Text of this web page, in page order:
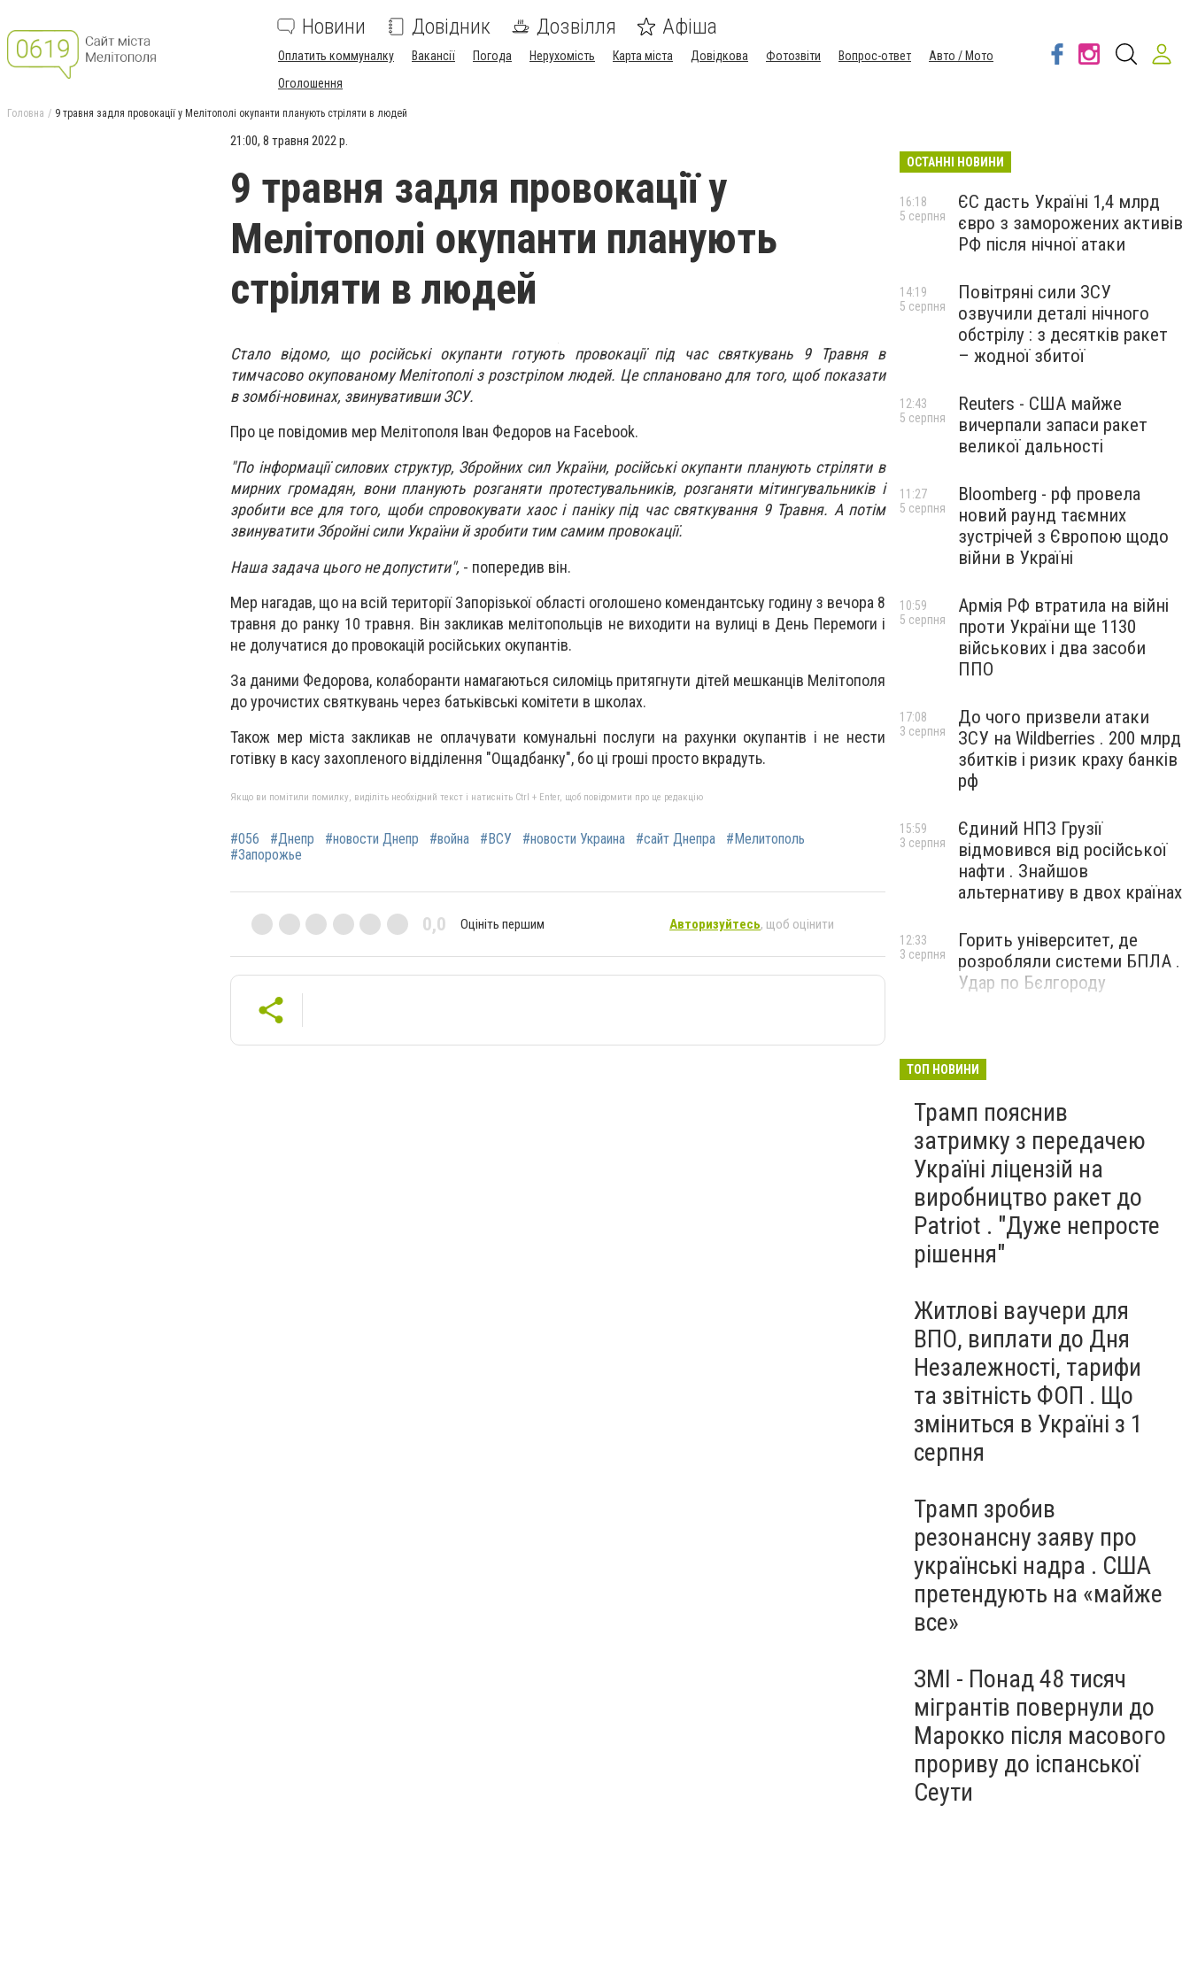
Новини Довідник Дозвілля Афіша
Оплатить коммуналку Вакансії Погода Нерухомість Карта міста Довідкова Фотозвіти Вопрос-ответ
Авто / Мото
Оголошення
Головна 9 травня задля провокації у Мелітополі окупанти планують стріляти в людей
21:00, 8 травня 2022 р.
9 травня задля провокації у
Мелітополі окупанти планують
стріляти в людей
Стало відомо, що російські окупанти готують провокації під час святкувань 9 Травня в
тимчасово окупованому Мелітополі з розстрілом людей. Це сплановано для того, щоб показати
в зомбі-новинах, звинувативши ЗСУ.
Про це повідомив мер Мелітополя Іван Федоров на Facebook.
"По інформації силових структур, Збройних сил України, російські окупанти планують стріляти в
мирних громадян, вони планують розганяти протестувальників, розганяти мітингувальників і
зробити все для того, щоби спровокувати хаос і паніку під час святкування 9 Травня. А потім
звинуватити Збройні сили України й зробити тим самим провокації.
Наша задача цього не допустити", - попередив він.
Мер нагадав, що на всій території Запорізької області оголошено комендантську годину з вечора 8
травня до ранку 10 травня. Він закликав мелітопольців не виходити на вулиці в День Перемоги і
не долучатися до провокацій російських окупантів.
За даними Федорова, колаборанти намагаються силоміць притягнути дітей мешканців Мелітополя
до урочистих святкувань через батьківські комітети в школах.
Також мер міста закликав не оплачувати комунальні послуги на рахунки окупантів і не нести
готівку в касу захопленого відділення "Ощадбанку", бо ці гроші просто вкрадуть.
Якщо ви помітили помилку, виділіть необхідний текст і натисніть Ctrl + Enter, щоб повідомити про це редакцію
#056 #Днепр #новости Днепр #война #ВСУ #новости Украина #сайт Днепра
#Мелитополь
#Запорожье
0,0 Оцініть першим Авторизуйтесь, щоб оцінити
ОСТАННІ НОВИНИ
ЄС дасть Україні 1,4 млрд
євро з заморожених активів
РФ після нічної атаки
16:18
5 серпня
Повітряні сили ЗСУ
озвучили деталі нічного
обстрілу : з десятків ракет
– жодної збитої
14:19
5 серпня
Reuters - США майже
вичерпали запаси ракет
великої дальності
12:43
5 серпня
Bloomberg - рф провела
новий раунд таємних
зустрічей з Європою щодо
війни в Україні
11:27
5 серпня
Армія РФ втратила на війні
проти України ще 1130
військових і два засоби
ППО
10:59
5 серпня
До чого призвели атаки
ЗСУ на Wildberries . 200 млрд
збитків і ризик краху банків
рф
17:08
3 серпня
Єдиний НПЗ Грузії
відмовився від російської
нафти . Знайшов
альтернативу в двох країнах
15:59
3 серпня
Горить університет, де
розробляли системи БПЛА .
Удар по Бєлгороду
12:33
3 серпня
ТОП НОВИНИ
Трамп пояснив
затримку з передачею
Україні ліцензій на
виробництво ракет до
Patriot . "Дуже непросте
рішення"
Житлові ваучери для
ВПО, виплати до Дня
Незалежності, тарифи
та звітність ФОП . Що
зміниться в Україні з 1
серпня
Трамп зробив
резонансну заяву про
українські надра . США
претендують на «майже
все»
ЗМІ - Понад 48 тисяч
мігрантів повернули до
Марокко після масового
прориву до іспанської
Сеути